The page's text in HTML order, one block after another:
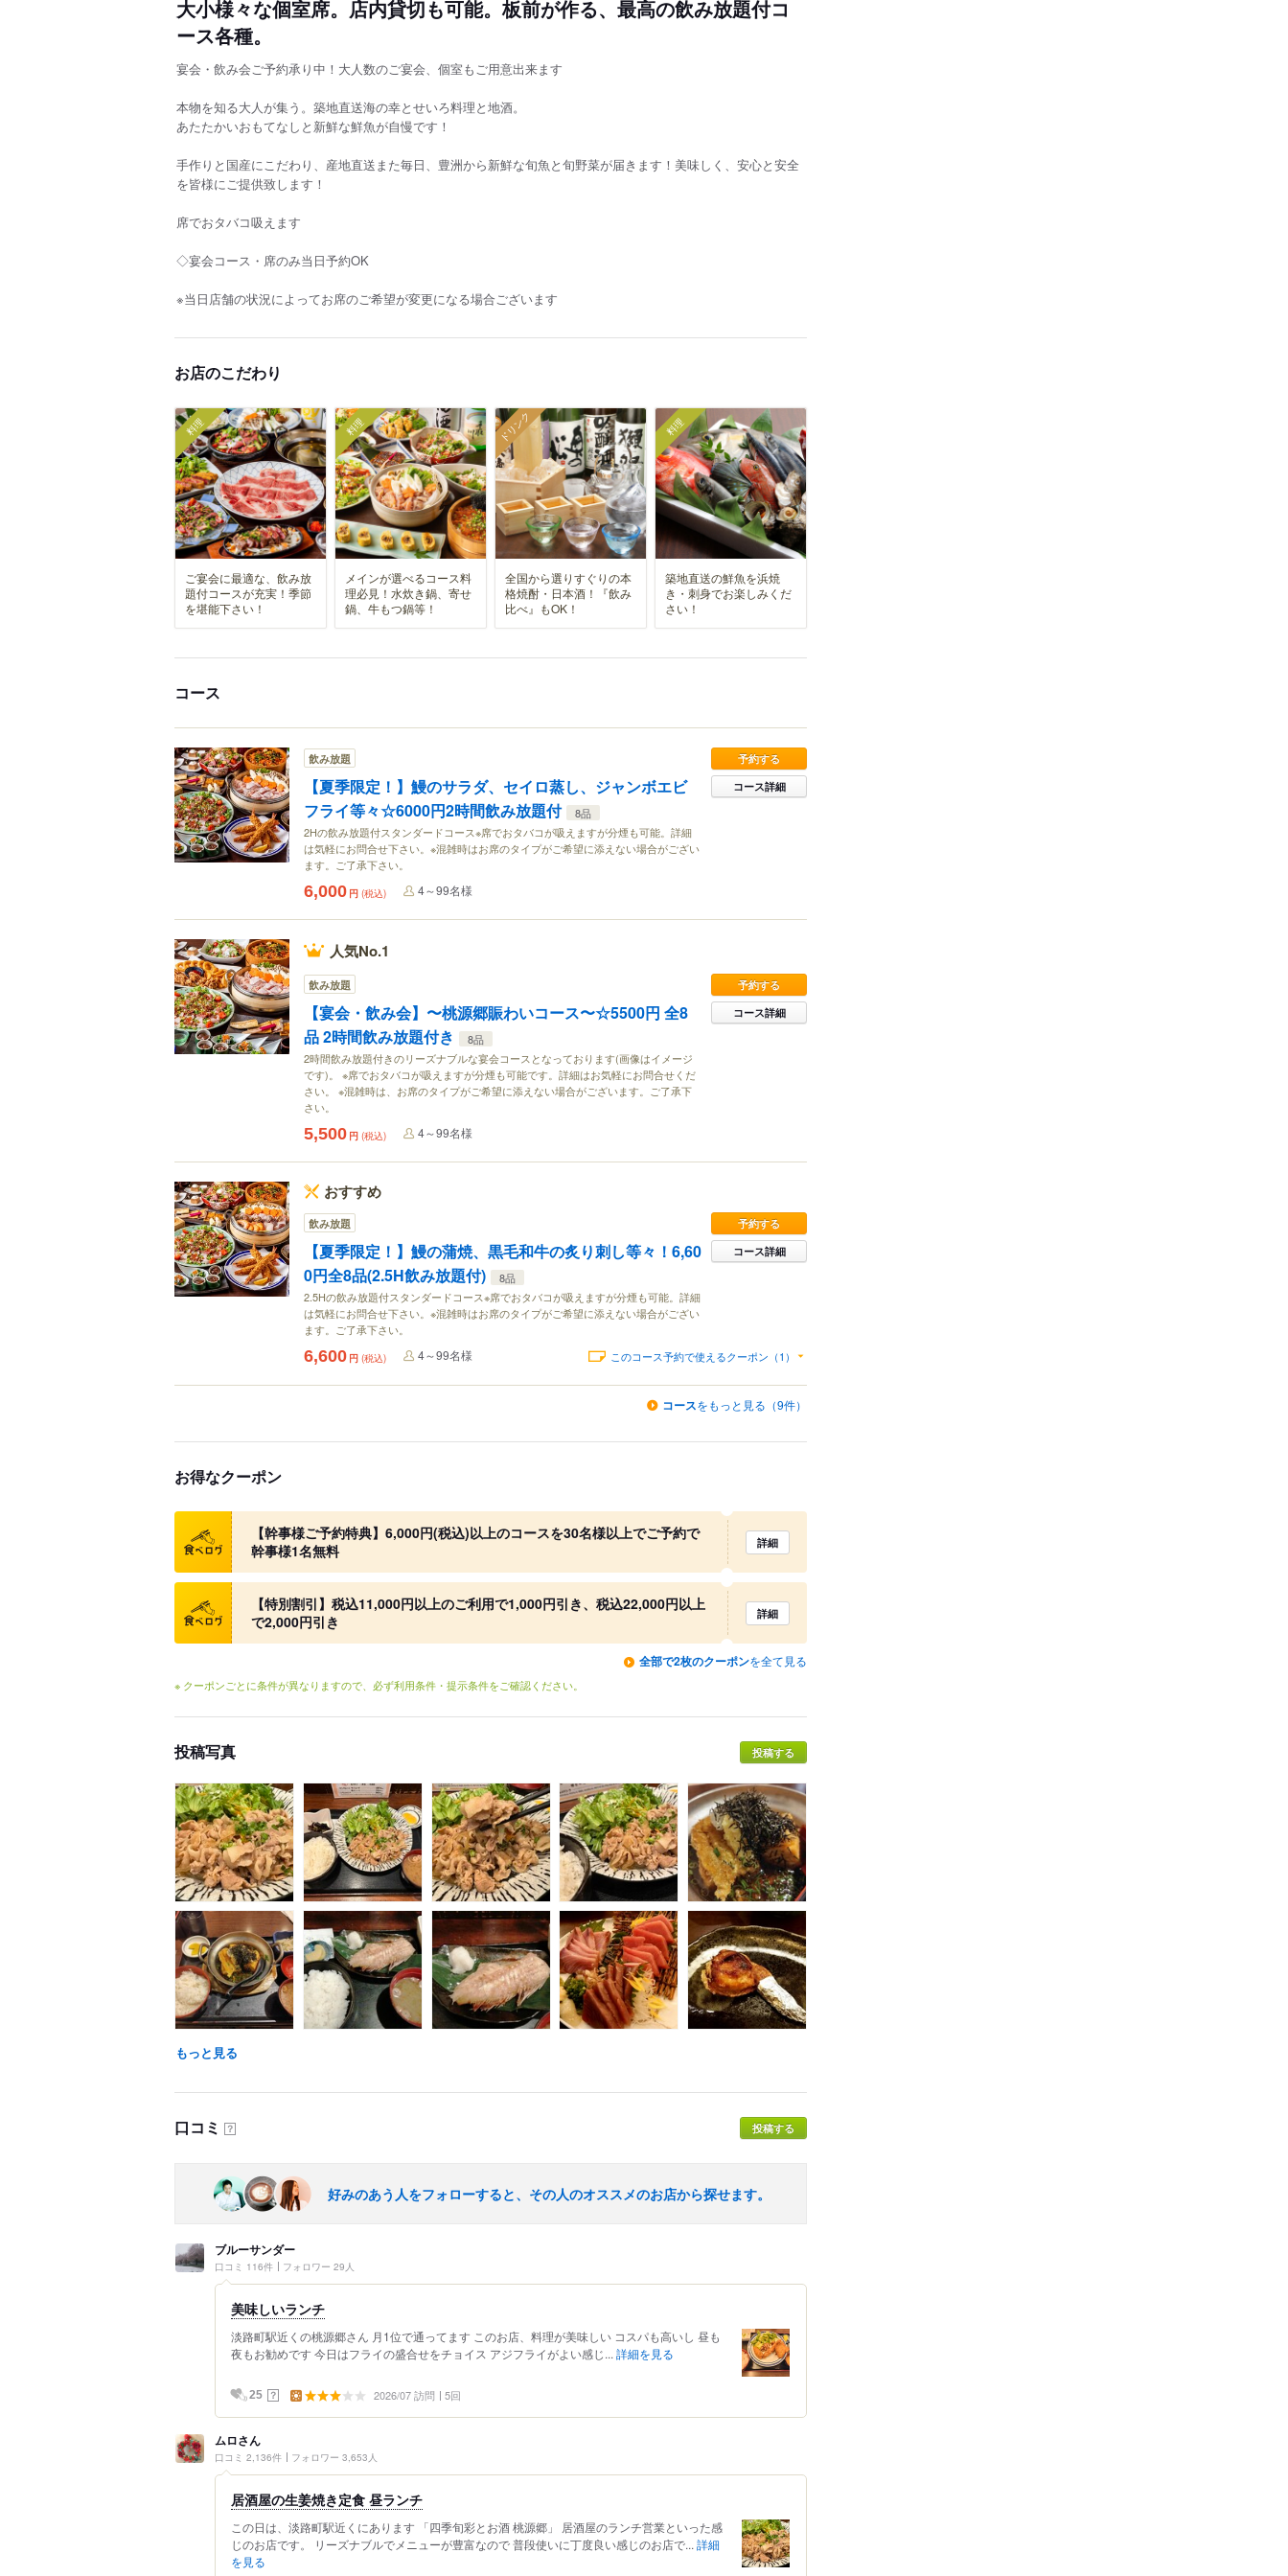
大小様々な個室席。店内貸切も可能。板前が作る、最高の飲み放題付コ
ース各種。
宴会・飲み会ご予約承り中！大人数のご宴会、個室もご用意出来ます
本物を知る大人が集う。築地直送海の幸とせいろ料理と地酒。
あたたかいおもてなしと新鮮な鮮魚が自慢です！
手作りと国産にこだわり、産地直送また毎日、豊洲から新鮮な旬魚と旬野菜が届きます！美味しく、安心と安全
を皆様にご提供致します！
席でおタバコ吸えます
◇宴会コース・席のみ当日予約OK
※当日店舗の状況によってお席のご希望が変更になる場合ございます
お店のこだわり
料理
ご宴会に最適な、飲み放
題付コースが充実！季節
を堪能下さい！
料理
メインが選べるコース料
理必見！水炊き鍋、寄せ
鍋、牛もつ鍋等！
ドリンク
全国から選りすぐりの本
格焼酎・日本酒！『飲み
比べ』もOK！
料理
築地直送の鮮魚を浜焼
き・刺身でお楽しみくだ
さい！
コース
飲み放題
【夏季限定！】鰻のサラダ、セイロ蒸し、ジャンボエビ
フライ等々☆6000円2時間飲み放題付
8品
2Hの飲み放題付スタンダードコース※席でおタバコが吸えますが分煙も可能。詳細
は気軽にお問合せ下さい。※混雑時はお席のタイプがご希望に添えない場合がござい
ます。ご了承下さい。
予約する
コース詳細
6,000 円 (税込) 4～99名様
人気No.1
飲み放題
【宴会・飲み会】〜桃源郷賑わいコース〜☆5500円 全8
品 2時間飲み放題付き
8品
2時間飲み放題付きのリーズナブルな宴会コースとなっております(画像はイメージ
です)。 ※席でおタバコが吸えますが分煙も可能です。詳細はお気軽にお問合せくだ
さい。 ※混雑時は、お席のタイプがご希望に添えない場合がございます。ご了承下
さい。
予約する
コース詳細
5,500 円 (税込) 4～99名様
おすすめ
飲み放題
【夏季限定！】鰻の蒲焼、黒毛和牛の炙り刺し等々！6,60
0円全8品(2.5H飲み放題付)
8品
2.5Hの飲み放題付スタンダードコース※席でおタバコが吸えますが分煙も可能。詳細
は気軽にお問合せ下さい。※混雑時はお席のタイプがご希望に添えない場合がござい
ます。ご了承下さい。
予約する
コース詳細
6,600 円 (税込) 4～99名様 このコース予約で使えるクーポン（1）
コースをもっと見る（9件）
お得なクーポン
クーポン
【幹事様ご予約特典】6,000円(税込)以上のコースを30名様以上でご予約で
幹事様1名無料
詳細
クーポン
【特別割引】税込11,000円以上のご利用で1,000円引き、税込22,000円以上
で2,000円引き
詳細
全部で2枚のクーポンを全て見る
※ クーポンごとに条件が異なりますので、必ず利用条件・提示条件をご確認ください。
投稿写真 投稿する
もっと見る
口コミ ？ 投稿する
好みのあう人をフォローすると、その人のオススメのお店から探せます。
ブルーサンダー
口コミ 116件 フォロワー 29人
美味しいランチ
淡路町駅近くの桃源郷さん 月1位で通ってます このお店、料理が美味しい コスパも高いし 昼も
夜もお勧めです 今日はフライの盛合せをチョイス アジフライがよい感じ... 詳細を見る
25 ？ 2026/07 訪問 5回
ムロさん
口コミ 2,136件 フォロワー 3,653人
居酒屋の生姜焼き定食 昼ランチ
この日は、淡路町駅近くにあります 「四季旬彩とお酒 桃源郷」 居酒屋のランチ営業といった感
じのお店です。 リーズナブルでメニューが豊富なので 普段使いに丁度良い感じのお店で... 詳細
を見る